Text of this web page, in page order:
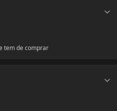
tem de comprar